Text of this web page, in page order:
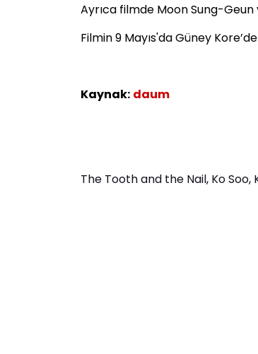
Ayrıca filmde Moon Sung-Geun
Filmin 9 Mayıs'da Güney
Kaynak: daum
The Tooth and the Nail, Ko Soo,